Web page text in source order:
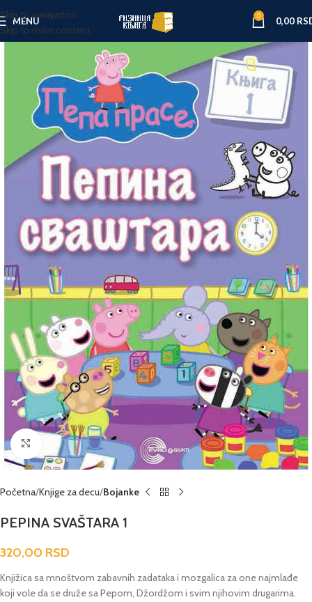
Skip to navigation
Skip to main content
MENU 0 0,00
Click to enlarge
Početna Knjige za decu Bojanke
PEPINA SVAŠTARA 1
320,00 RSD
Knjižica sa mnoštvom zabavnih zadataka i mozgalica za one najmlađe
koji vole da se druže sa Pepom, Džordžom i svim njihovim drugarima.